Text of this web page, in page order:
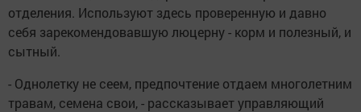
отделения. Используют здесь проверенную и давно
себя зарекомендовавшую люцерну - корм и полезный, и
сытный.
- Однолетку не сеем, предпочтение отдаем многолетним
травам, семена свои, - рассказывает управляющий